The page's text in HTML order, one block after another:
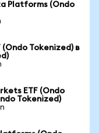
Platforms (Ondo
(Ondo Tokenized) в
ETF (Ondo
Tokenized)